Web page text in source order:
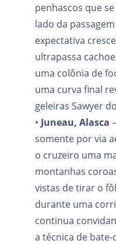
penhascos que
lado da
expectativa
ultrapassa
uma colônia de
uma curva final
geleiras Sawyer
• Juneau, Alasca
somente por via
o cruzeiro uma
montanhas
vistas de tirar o
durante uma
continua
a técnica de